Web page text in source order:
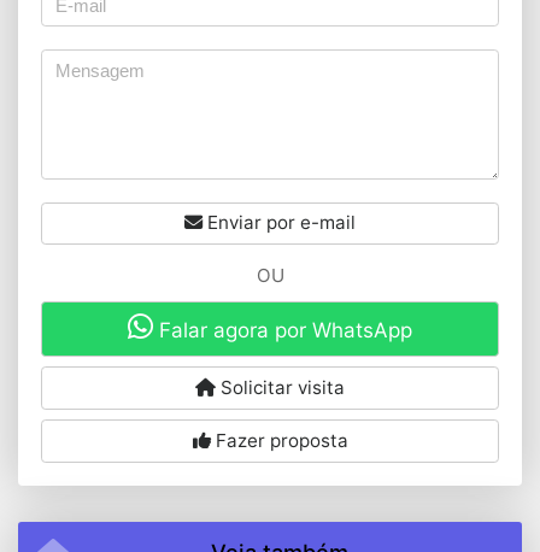
Enviar por e-mail
OU
Falar agora por WhatsApp
Solicitar visita
Fazer proposta